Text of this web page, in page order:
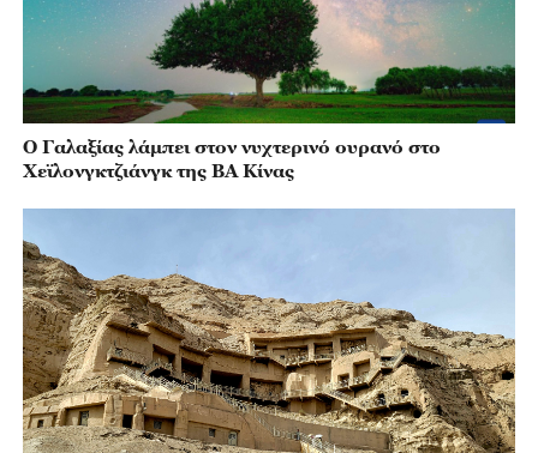
Ο Γαλαξίας λάμπει στον νυχτερινό ουρανό στο
Χεϊλονγκτζιάνγκ της ΒΑ Κίνας